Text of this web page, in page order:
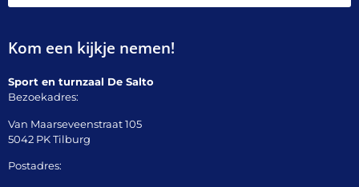
Kom een kijkje nemen!
Sport en turnzaal De Salto
Bezoekadres:
Van Maarseveenstraat 105
5042 PK Tilburg
Postadres: